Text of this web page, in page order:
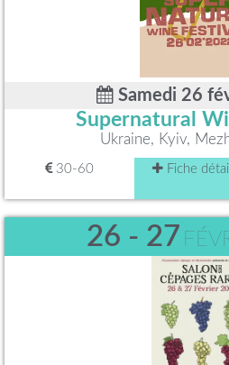
Samedi 26
Supernatural
Ukraine, Kyiv,
30-60 Fiche
26 - 27